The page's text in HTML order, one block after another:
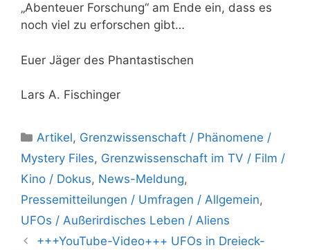
„Abenteuer Forschung“ am Ende ein, dass es
noch viel zu erforschen gibt…
Euer Jäger des Phantastischen
Lars A. Fischinger
Kategorien
Artikel, Grenzwissenschaft / Phänomene /
Mystery Files, Grenzwissenschaft im TV / Film /
Kino / Dokus, News-Meldung,
Pressemitteilungen / Umfragen / Allgemein,
UFOs / Außerirdisches Leben / Aliens
+++YouTube-Video+++ UFOs in Dreieck-